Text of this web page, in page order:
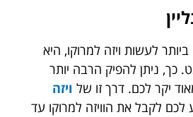
לעשות ויזה למרוקו, היא
כך, ניתן להפיק הרבה יותר
יקר לכם. דרך זו של ויזה
לכם לקבל את הוויזה למרוקו עד